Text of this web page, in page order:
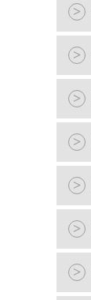
>
>
>
>
>
>
>